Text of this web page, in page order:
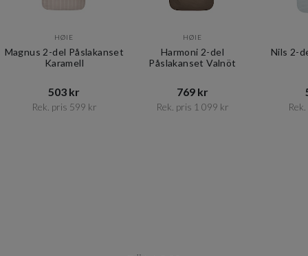
HØIE
Magnus 2-del Påslakanset
Karamell
503 kr​​
Rek. pris 599 kr​​
HØIE
Harmoni 2-del
Påslakanset Valnöt
769 kr​​
Rek. pris 1 099 kr​​
Nils 2-